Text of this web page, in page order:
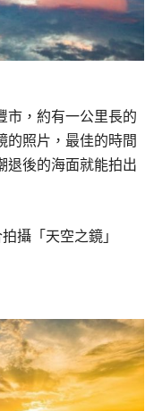
市，約有一公里長的
的照片，最佳的時間
退後的海面就能拍出
攝「天空之鏡」